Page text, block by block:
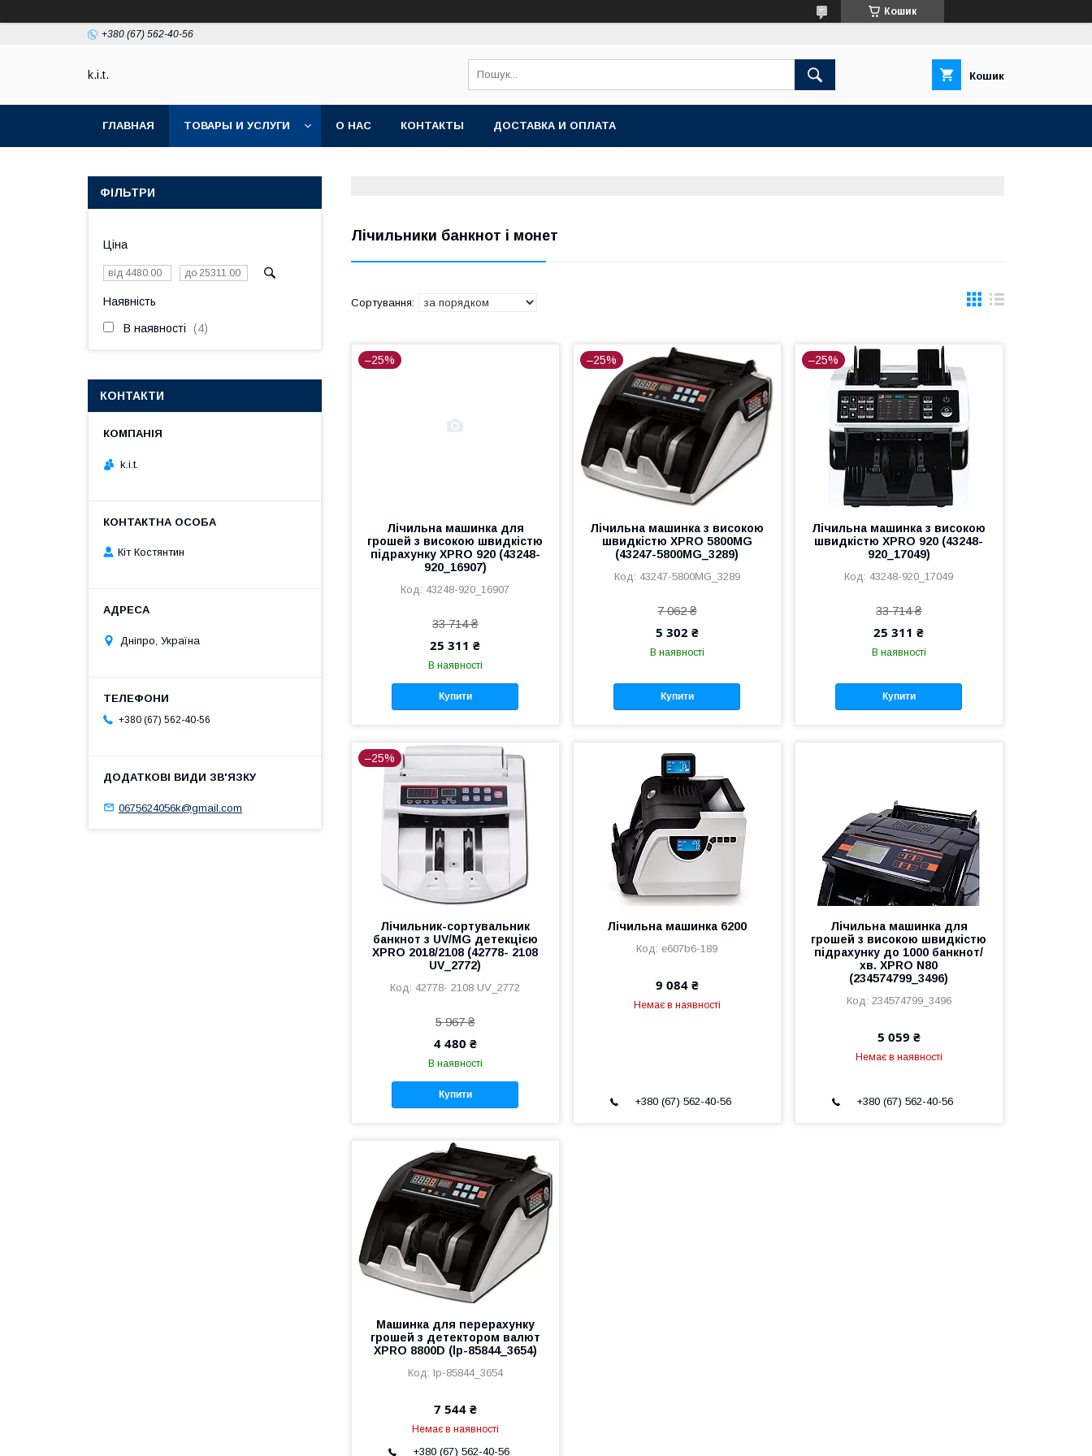
Кошик
+380 (67) 562-40-56
k.i.t. Кошик
ГЛАВНАЯ ТОВАРЫ И УСЛУГИ О НАС КОНТАКТЫ ДОСТАВКА И ОПЛАТА
Лічильники банкнот і монет
–25%
Лічильна машинка для
грошей з високою швидкістю
підрахунку XPRO 920 (43248-
920_16907)
43248-920_16907
33 714 ₴
25 311 ₴
В наявності
Купити
–25%
Лічильна машинка з високою
швидкістю XPRO 5800MG
(43247-5800MG_3289)
43247-5800MG_3289
7 062 ₴
5 302 ₴
В наявності
Купити
–25%
Лічильна машинка з високою
швидкістю XPRO 920 (43248-
920_17049)
43248-920_17049
33 714 ₴
25 311 ₴
В наявності
Купити
–25%
Лічильник-сортувальник
банкнот з UV/MG детекцією
XPRO 2018/2108 (42778- 2108
UV_2772)
42778- 2108 UV_2772
5 967 ₴
4 480 ₴
В наявності
Купити
Лічильна машинка 6200
e607b6-189
9 084 ₴
Немає в наявності
+380 (67) 562-40-56
Лічильна машинка для
грошей з високою швидкістю
підрахунку до 1000 банкнот/
хв. XPRO N80
(234574799_3496)
234574799_3496
5 059 ₴
Немає в наявності
+380 (67) 562-40-56
Машинка для перерахунку
грошей з детектором валют
XPRO 8800D (lp-85844_3654)
lp-85844_3654
7 544 ₴
Немає в наявності
+380 (67) 562-40-56
ФІЛЬТРИ
Ціна
Наявність
В наявності 4
КОНТАКТИ
k.i.t.
Кіт Костянтин
Дніпро, Україна
+380 (67) 562-40-56
0675624056k@gmail.com